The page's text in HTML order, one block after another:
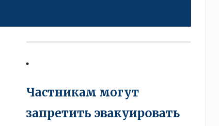
Частникам могут
запретить эвакуировать